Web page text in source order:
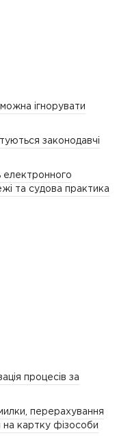
ігнорувати
законодавчі
електронного
та судова практика
процесів за
перерахування
на картку фізособи